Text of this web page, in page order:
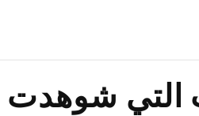
التي شوهدت